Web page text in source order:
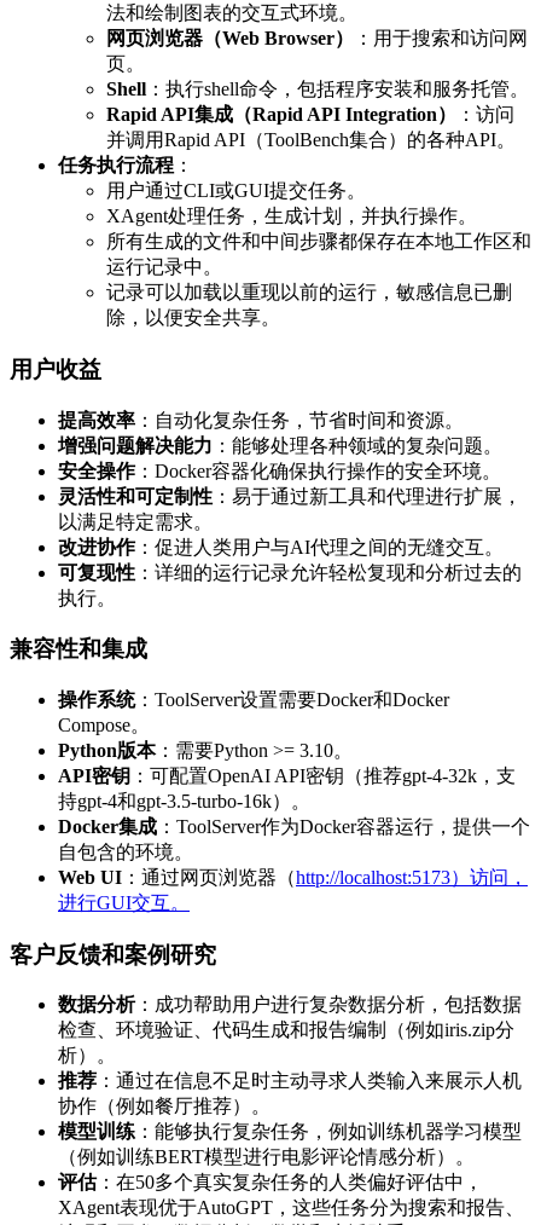
法和绘制图表的交互式环境。
网页浏览器（Web Browser）
：用于搜索和访问网
页。
Shell ：执行shell命令，包括程序安装和服务托管。
Rapid API集成（Rapid API Integration）
：访问
并调用Rapid API（ToolBench集合）的各种API。
任务执行流程 ：
用户通过CLI或GUI提交任务。
XAgent处理任务，生成计划，并执行操作。
所有生成的文件和中间步骤都保存在本地工作区和
运行记录中。
记录可以加载以重现以前的运行，敏感信息已删
除，以便安全共享。
用户收益
提高效率 ：自动化复杂任务，节省时间和资源。
增强问题解决能力 ：能够处理各种领域的复杂问题。
安全操作：Docker容器化确保执行操作的安全环境。
灵活性和可定制性 ：易于通过新工具和代理进行扩展，
以满足特定需求。
改进协作：促进人类用户与AI代理之间的无缝交互。
可复现性 ：详细的运行记录允许轻松复现和分析过去的
执行。
兼容性和集成
操作系统：ToolServer设置需要Docker和Docker
Compose。
Python版本：需要Python >= 3.10。
API密钥 ：可配置OpenAI API密钥（推荐gpt-4-32k，支
持gpt-4和gpt-3.5-turbo-16k）。
Docker集成 ：ToolServer作为Docker容器运行，提供一个
自包含的环境。
Web UI ：通过网页浏览器（http://localhost:5173）访问，
进行GUI交互。
客户反馈和案例研究
数据分析：成功帮助用户进行复杂数据分析，包括数据
检查、环境验证、代码生成和报告编制（例如iris.zip分
析）。
推荐 ：通过在信息不足时主动寻求人类输入来展示人机
协作（例如餐厅推荐）。
模型训练 ：能够执行复杂任务，例如训练机器学习模型
（例如训练BERT模型进行电影评论情感分析）。
评估：在50多个真实复杂任务的人类偏好评估中，
XAgent表现优于AutoGPT，这些任务分为搜索和报告、